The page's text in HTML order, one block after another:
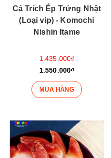
Cá Trích Ép Trứng Nhật
(Loại vip) - Komochi
Nishin Itame
1.435.000₫
1.550.000₫
MUA HÀNG